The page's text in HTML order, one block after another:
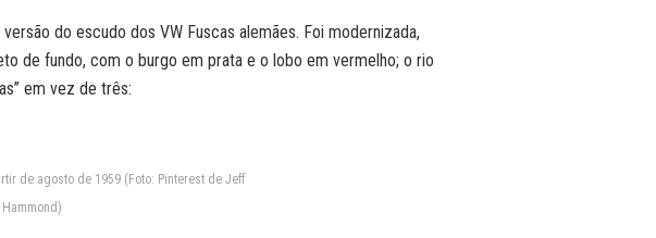
do escudo dos VW Fuscas alemães. Foi modernizada,
de fundo, com o burgo em prata e o lobo em vermelho; o rio
em vez de três:
de agosto de 1959 (Foto: Pinterest de Jeff
Hammond)